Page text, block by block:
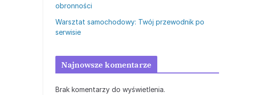
obronności
Warsztat samochodowy: Twój przewodnik po
serwisie
Najnowsze komentarze
Brak komentarzy do wyświetlenia.